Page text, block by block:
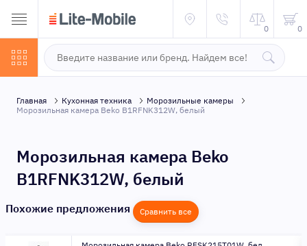
0 0
Главная Кухонная техника
Морозильные камеры
Морозильная камера Beko B1RFNK312W, белый
Морозильная камера Beko
B1RFNK312W, белый
Похожие предложения Сравнить все